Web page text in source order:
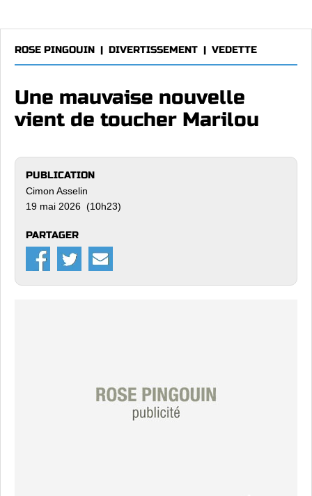
ROSE PINGOUIN | DIVERTISSEMENT | VEDETTE
Une mauvaise nouvelle
vient de toucher Marilou
PUBLICATION
Cimon Asselin
19 mai 2026 (10h23)
PARTAGER